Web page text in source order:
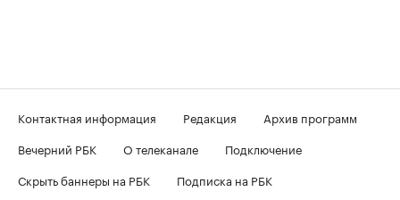
Контактная информация Редакция
Архив программ
Вечерний РБК
О телеканале
Подключение
Скрыть баннеры на РБК
Подписка на РБК